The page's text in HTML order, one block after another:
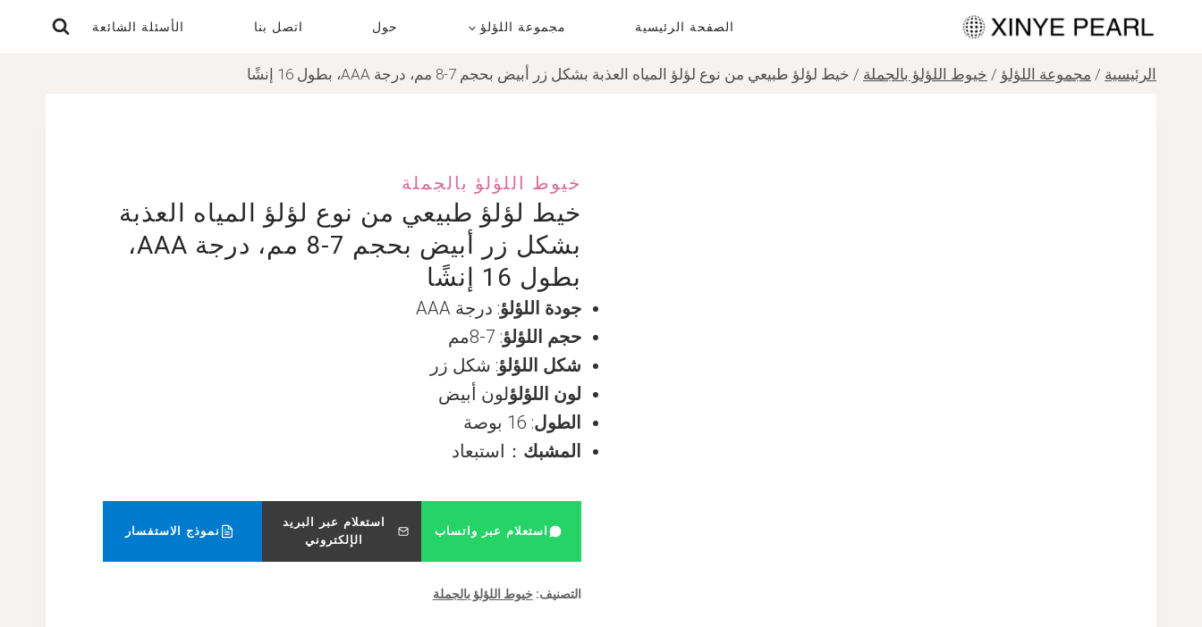
المحتوى
الصفحة الرئيسية مجموعة اللؤلؤ حول اتصل بنا الأسئلة الشائعة
الرئيسية / مجموعة اللؤلؤ / خيوط اللؤلؤ بالجملة / خيط لؤلؤ طبيعي من نوع لؤلؤ المياه العذبة بشكل زر أبيض بحجم 7-8 مم، درجة AAA، بطول 16 إنشًا
خيوط اللؤلؤ بالجملة
خيط لؤلؤ طبيعي من نوع لؤلؤ المياه العذبة
بشكل زر أبيض بحجم 7-8 مم، درجة AAA،
بطول 16 إنشًا
جودة اللؤلؤ: درجة AAA
حجم اللؤلؤ: 7-8مم
شكل اللؤلؤ: شكل زر
لون اللؤلؤلون أبيض
الطول: 16 بوصة
المشبك ：استبعاد
استعلام عبر واتساب
استعلام عبر البريد
الإلكتروني
نموذج الاستفسار
التصنيف:خيوط اللؤلؤ بالجملة